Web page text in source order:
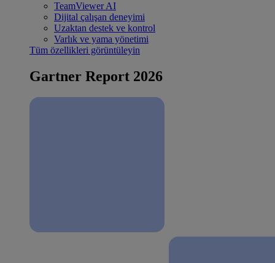
TeamViewer AI
Dijital çalışan deneyimi
Uzaktan destek ve kontrol
Varlık ve yama yönetimi
Tüm özellikleri görüntüleyin
Gartner Report 2026